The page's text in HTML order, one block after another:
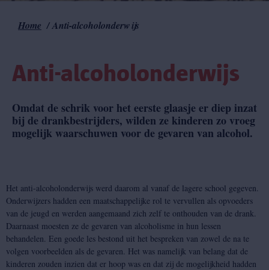
Kruimelpad
Home Anti-alcoholonderwijs
Anti-alcoholonderwijs
Omdat de schrik voor het eerste glaasje er diep inzat
bij de drankbestrijders, wilden ze kinderen zo vroeg
mogelijk waarschuwen voor de gevaren van alcohol.
Het anti-alcoholonderwijs werd daarom al vanaf de lagere school gegeven.
Onderwijzers hadden een maatschappelijke rol te vervullen als opvoeders
van de jeugd en werden aangemaand zich zelf te onthouden van de drank.
Daarnaast moesten ze de gevaren van alcoholisme in hun lessen
behandelen. Een goede les bestond uit het bespreken van zowel de na te
volgen voorbeelden als de gevaren. Het was namelijk van belang dat de
kinderen zouden inzien dat er hoop was en dat zij de mogelijkheid hadden